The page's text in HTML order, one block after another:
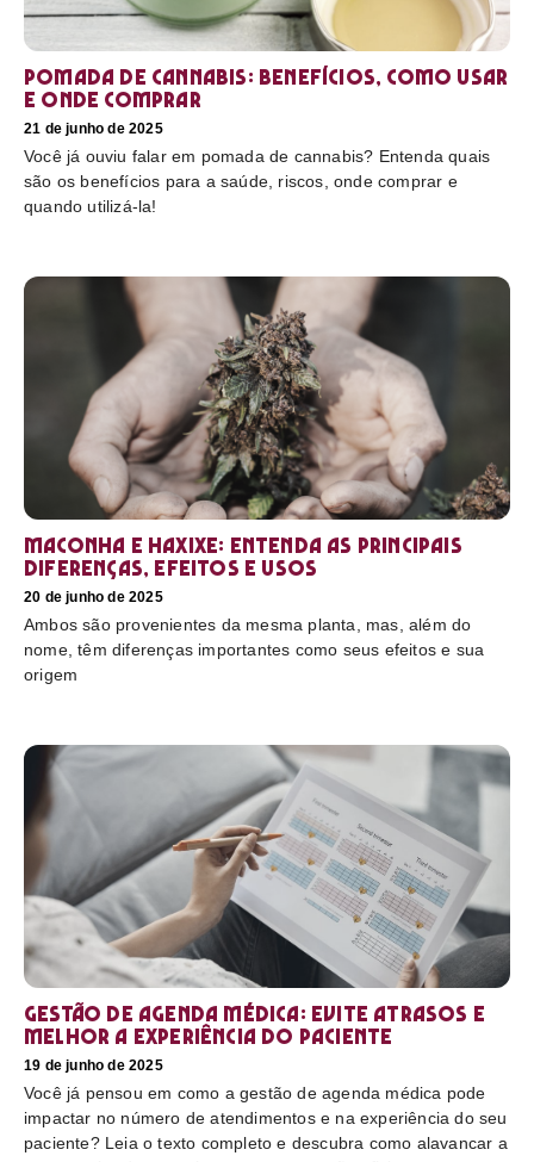
Pomada de cannabis: Benefícios, como usar
e onde comprar
21 de junho de 2025
Você já ouviu falar em pomada de cannabis? Entenda quais
são os benefícios para a saúde, riscos, onde comprar e
quando utilizá-la!
Maconha e haxixe: entenda as principais
diferenças, efeitos e usos
20 de junho de 2025
Ambos são provenientes da mesma planta, mas, além do
nome, têm diferenças importantes como seus efeitos e sua
origem
Gestão de agenda médica: Evite atrasos e
melhor a experiência do paciente
19 de junho de 2025
Você já pensou em como a gestão de agenda médica pode
impactar no número de atendimentos e na experiência do seu
paciente? Leia o texto completo e descubra como alavancar a